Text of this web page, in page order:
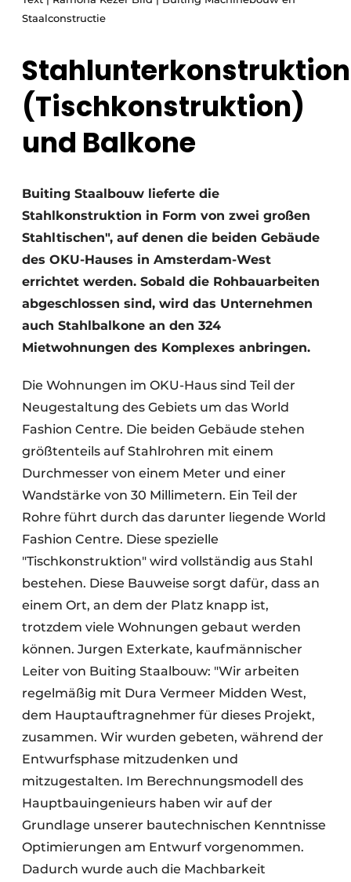
Podcasts
GeschichteMetadaten
Ein Stellenangebot registrieren
Videos
Glas
Staalconstructie
Stahlunterkonstruktion
(Tischkonstruktion)
und Balkone
Buiting Staalbouw lieferte die
Stahlkonstruktion in Form von zwei großen
Stahltischen", auf denen die beiden Gebäude
des OKU-Hauses in Amsterdam-West
errichtet werden. Sobald die Rohbauarbeiten
abgeschlossen sind, wird das Unternehmen
auch Stahlbalkone an den 324
Mietwohnungen des Komplexes anbringen.
Die Wohnungen im OKU-Haus sind Teil der
Neugestaltung des Gebiets um das World
Fashion Centre. Die beiden Gebäude stehen
größtenteils auf Stahlrohren mit einem
Durchmesser von einem Meter und einer
Wandstärke von 30 Millimetern. Ein Teil der
Rohre führt durch das darunter liegende World
Fashion Centre. Diese spezielle
"Tischkonstruktion" wird vollständig aus Stahl
bestehen. Diese Bauweise sorgt dafür, dass an
einem Ort, an dem der Platz knapp ist,
trotzdem viele Wohnungen gebaut werden
können. Jurgen Exterkate, kaufmännischer
Leiter von Buiting Staalbouw: "Wir arbeiten
regelmäßig mit Dura Vermeer Midden West,
dem Hauptauftragnehmer für dieses Projekt,
zusammen. Wir wurden gebeten, während der
Entwurfsphase mitzudenken und
mitzugestalten. Im Berechnungsmodell des
Hauptbauingenieurs haben wir auf der
Grundlage unserer bautechnischen Kenntnisse
Optimierungen am Entwurf vorgenommen.
Dadurch wurde auch die Machbarkeit